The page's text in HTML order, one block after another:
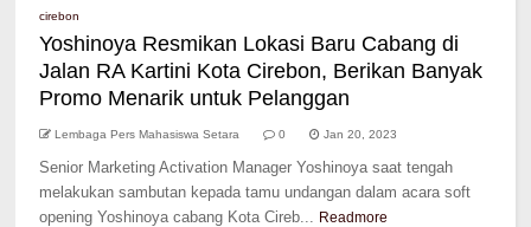
cirebon
Yoshinoya Resmikan Lokasi Baru Cabang di
Jalan RA Kartini Kota Cirebon, Berikan Banyak
Promo Menarik untuk Pelanggan
Lembaga Pers Mahasiswa Setara 0 Jan 20, 2023
Senior Marketing Activation Manager Yoshinoya saat tengah
melakukan sambutan kepada tamu undangan dalam acara soft
opening Yoshinoya cabang Kota Cireb... Readmore